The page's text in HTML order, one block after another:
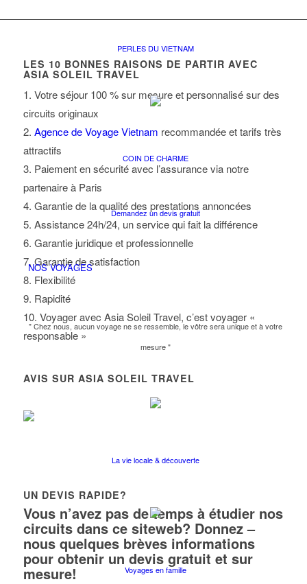
PERLES DU VIETNAM
COIN DE CHARME
Demandez un devis gratuit
NOS VOYAGES
" Chez nous, aucun voyage ne se ressemble, le vôtre sera unique et à votre
mesure "
La vie locale & découverte
Voyages en famille
LES 10 BONNES RAISONS DE PARTIR AVEC
ASIA SOLEIL TRAVEL
1. Votre séjour 100 % sur mesure et personnalisé sur des
circuits originaux
2. Agence de Voyage Vietnam recommandée et tarifs très
attractifs
3. Paiement en sécurité avec l’assurance via notre
partenaire à Paris
4. Garantie de la qualité des prestations annoncées
5. Assistance 24h/24, un service qui fait la différence
6. Garantie juridique et professionnelle
7. Garantie de satisfaction
8. Flexibilité
9. Rapidité
10. Voyager avec Asia Soleil Travel, c’est voyager «
responsable »
AVIS SUR ASIA SOLEIL TRAVEL
UN DEVIS RAPIDE?
Vous n’avez pas de temps à étudier nos
circuits dans ce siteweb? Donnez –
nous quelques brèves informations
pour obtenir un devis gratuit et sur
mesure!